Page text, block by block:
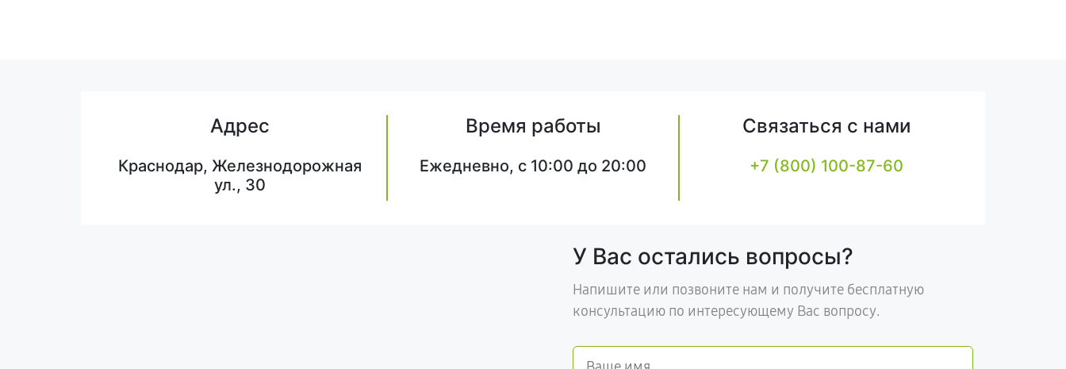
Адрес
Краснодар, Железнодорожная
ул., 30
Время работы
Ежедневно, с 10:00 до 20:00
Связаться с нами
+7 (800) 100-87-60
У Вас остались вопросы?
Напишите или позвоните нам и получите бесплатную
консультацию по интересующему Вас вопросу.